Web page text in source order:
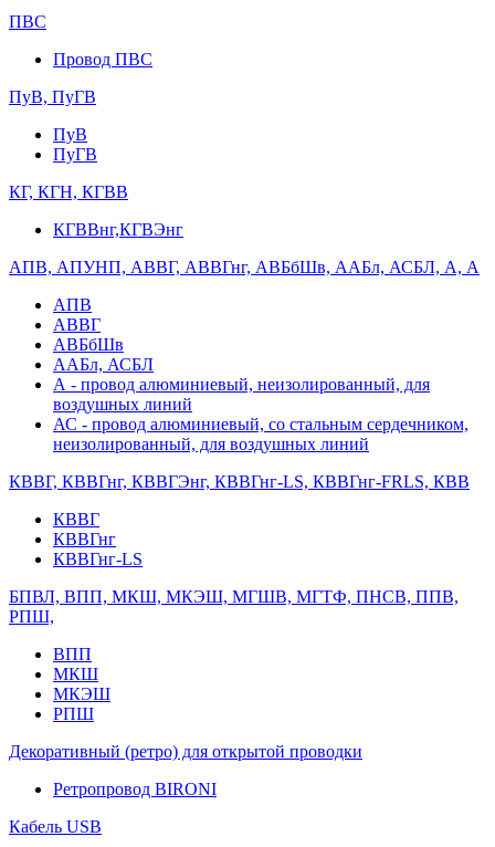
ПВС
Провод ПВС
ПуВ, ПуГВ
ПуВ
ПуГВ
КГ, КГН, КГВВ
КГВВнг,КГВЭнг
АПВ, АПУНП, АВВГ, АВВГнг, АВБбШв, ААБл, АСБЛ, А, А
АПВ
АВВГ
АВБбШв
ААБл, АСБЛ
А - провод алюминиевый, неизолированный, для
воздушных линий
АС - провод алюминиевый, со стальным сердечником,
неизолированный, для воздушных линий
КВВГ, КВВГнг, КВВГЭнг, КВВГнг-LS, КВВГнг-FRLS, КВВ
КВВГ
КВВГнг
КВВГнг-LS
БПВЛ, ВПП, МКШ, МКЭШ, МГШВ, МГТФ, ПНСВ, ППВ,
РПШ,
ВПП
МКШ
МКЭШ
РПШ
Декоративный (ретро) для открытой проводки
Ретропровод BIRONI
Кабель USB